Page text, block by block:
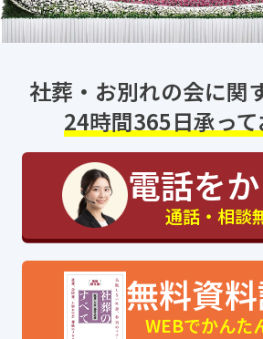
社葬・お別れの会に関
24時間365日承っ
通話・相談
電話を
WEBでかんた
無料資